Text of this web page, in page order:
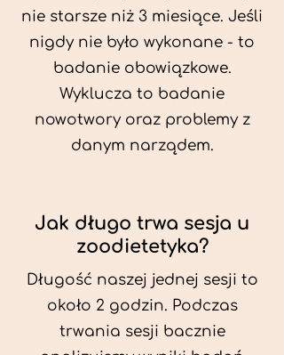
nie starsze niż 3 miesiące. Jeśli
nigdy nie było wykonane - to
badanie obowiązkowe.
Wyklucza to badanie
nowotwory oraz problemy z
danym narządem.
Jak długo trwa sesja u
zoodietetyka?
Długość naszej jednej sesji to
około 2 godzin. Podczas
trwania sesji bacznie